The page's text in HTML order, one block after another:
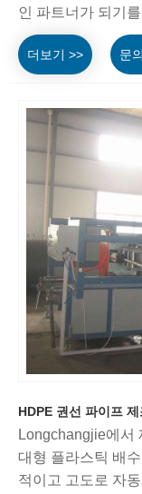
인 파트너가 되기
더보기 >> 문
HDPE 권선 파이프 제
Longchangjie에서
대형 플라스틱 배
적이고 고도로 자